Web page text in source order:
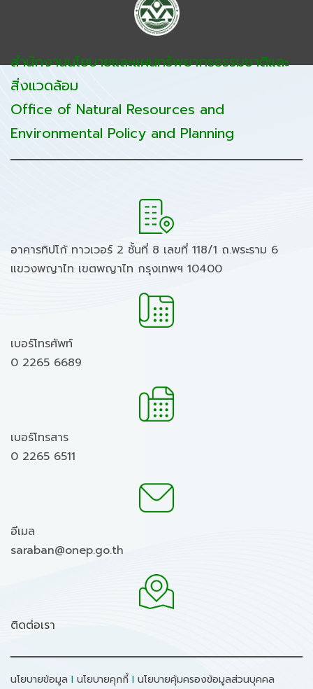
สำนักงานนโยบายและแผนทรัพยากรธรรมชาติและ
สิ่งแวดล้อม
Office of Natural Resources and
Environmental Policy and Planning
อาคารทิปโก้ ทาวเวอร์ 2 ชั้นที่ 8 เลขที่ 118/1 ถ.พระราม 6
แขวงพญาไท เขตพญาไท กรุงเทพฯ 10400
เบอร์โทรศัพท์
0 2265 6689
เบอร์โทรสาร
0 2265 6511
อีเมล
saraban@onep.go.th
ติดต่อเรา
นโยบายข้อมูล I นโยบายคุกกี้ I นโยบายคุ้มครองข้อมูลส่วนบุคคล